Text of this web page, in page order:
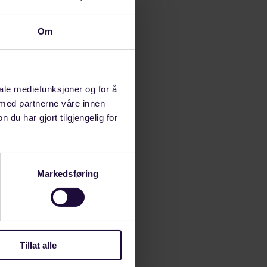
Om
mediefunksjoner og for å
partnerne våre innen
du har gjort tilgjengelig for
Markedsføring
Tillat alle
Ulrik
Haukali
med